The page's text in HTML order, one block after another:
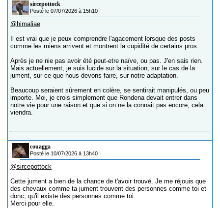
sircepottock
Posté le 07/07/2026 à 15h10
@himaliae
Il est vrai que je peux comprendre l'agacement lorsque des posts
comme les miens arrivent et montrent la cupidité de certains pros.
Après je ne nie pas avoir été peut-etre naïve, ou pas. J'en sais rien.
Mais actuellement, je suis lucide sur la situation, sur le cas de la
jument, sur ce que nous devons faire, sur notre adaptation.
Beaucoup seraient sûrement en colère, se sentirait manipulés, ou peu
importe. Moi, je crois simplement que Rondena devait entrer dans
notre vie pour une raison et que si on ne la connait pas encore, cela
viendra.
couagga
Posté le 10/07/2026 à 13h40
@sircepottock
Cette jument a bien de la chance de t'avoir trouvé. Je me réjouis que
des chevaux comme ta jument trouvent des personnes comme toi et
donc, qu'il existe des personnes comme toi.
Merci pour elle.